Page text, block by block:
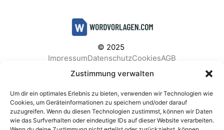
Zustimmung verwalten
Um dir ein optimales Erlebnis zu bieten, verwenden wir Technologien wie
Cookies, um Geräteinformationen zu speichern und/oder darauf
zuzugreifen. Wenn du diesen Technologien zustimmst, können wir Daten
wie das Surfverhalten oder eindeutige IDs auf dieser Website verarbeiten.
© 2025
ImpressumDatenschutzCookiesAGB
Facebook
Instagram
BELIEBTE KATEGORIEN